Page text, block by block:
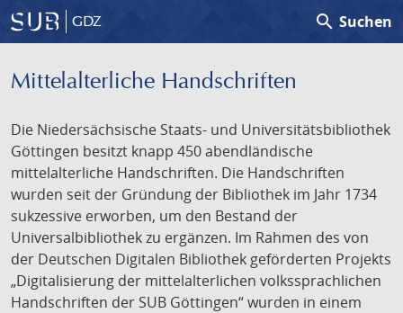
GDZ search Suchen
Mittelalterliche Handschriften
Die Niedersächsische Staats- und Universitätsbibliothek
Göttingen besitzt knapp 450 abendländische
mittelalterliche Handschriften. Die Handschriften
wurden seit der Gründung der Bibliothek im Jahr 1734
sukzessive erworben, um den Bestand der
Universalbibliothek zu ergänzen. Im Rahmen des von
der Deutschen Digitalen Bibliothek geförderten Projekts
„Digitalisierung der mittelalterlichen volkssprachlichen
Handschriften der SUB Göttingen“ wurden in einem